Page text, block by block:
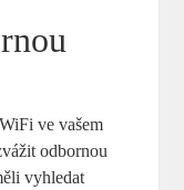
ve vašem
odbornou
vyhledat